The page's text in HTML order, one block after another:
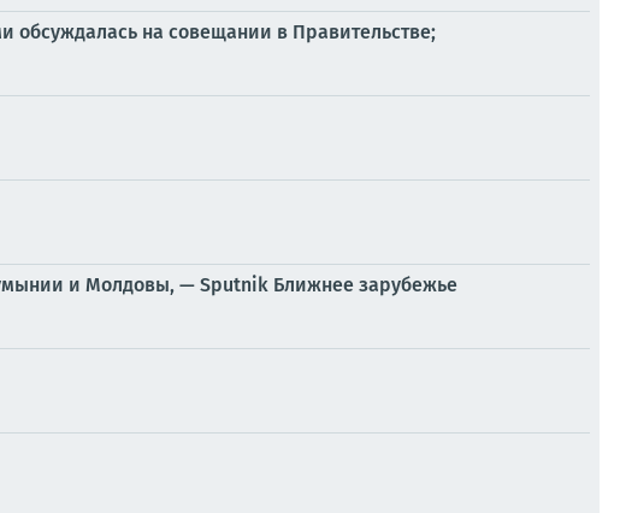
обсуждалась на совещании в Правительстве;
и Молдовы, — Sputnik Ближнее зарубежье